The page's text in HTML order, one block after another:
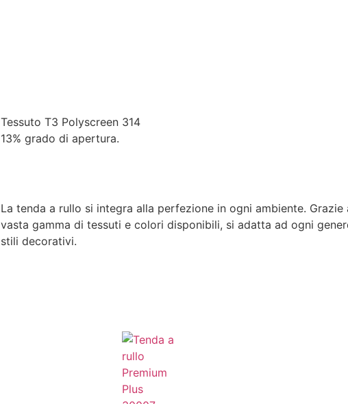
Tessuto T3 Polyscreen 314
13% grado di apertura.
La tenda a rullo si integra alla perfezione in ogni ambiente. Grazie
vasta gamma di tessuti e colori disponibili, si adatta ad ogni
stili decorativi.